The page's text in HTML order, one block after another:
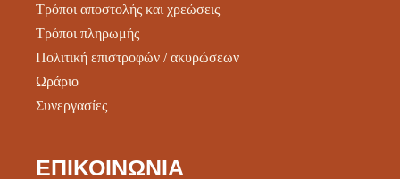
Τρόποι αποστολής και χρεώσεις
Τρόποι πληρωμής
Πολιτική επιστροφών / ακυρώσεων
Ωράριο
Συνεργασίες
ΕΠΙΚΟΙΝΩΝΊΑ